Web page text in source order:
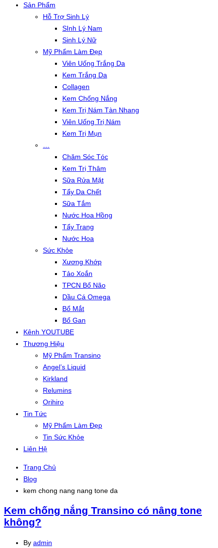
Sản Phẩm
Hỗ Trợ Sinh Lý
SInh Lý Nam
Sinh Lý Nữ
Mỹ Phẩm Làm Đẹp
Viên Uống Trắng Da
Kem Trắng Da
Collagen
Kem Chống Nắng
Kem Trị Nám Tàn Nhang
Viên Uống Trị Nám
Kem Trị Mụn
Chăm Sóc Tóc
Kem Trị Thâm
Sữa Rửa Mặt
Tẩy Da Chết
Sữa Tắm
Nước Hoa Hồng
Tẩy Trang
Nước Hoa
Sức Khỏe
Xương Khớp
Tảo Xoắn
TPCN Bổ Não
Dầu Cá Omega
Bổ Mắt
Bổ Gan
Kênh YOUTUBE
Thương Hiệu
Mỹ Phẩm Transino
Angel’s Liquid
Kirkland
Relumins
Orihiro
Tin Tức
Mỹ Phẩm Làm Đẹp
Tin Sức Khỏe
Liên Hệ
Trang Chủ
Blog
kem chong nang nang tone da
Kem chống nắng Transino có nâng tone
không?
By admin